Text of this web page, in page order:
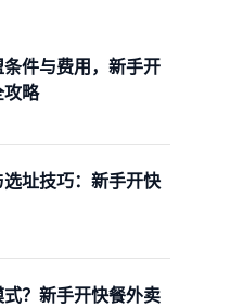
件与费用，新手开
攻略
址技巧：新手开快
？新手开快餐外卖